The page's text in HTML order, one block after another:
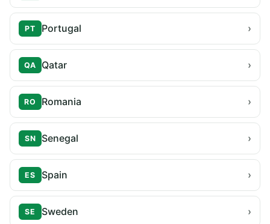
PT Portugal ›
QA Qatar ›
RO Romania ›
SN Senegal ›
ES Spain ›
SE Sweden ›